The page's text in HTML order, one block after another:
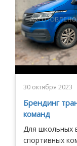
30 октября 2023
Брендинг
команд
Для школьных
спортивных